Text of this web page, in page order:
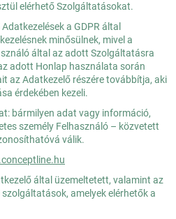
elérhető Szolgáltatásokat.
a GDPR által
minősülnek, mivel a
által az adott Szolgáltatásra
adott Honlap használata során
az Adatkezelő részére továbbítja, aki
érdekében kezeli.
bármilyen adat vagy információ,
személy Felhasználó – közvetett
válik.
által üzemeltetett, valamint az
amelyek elérhetők a